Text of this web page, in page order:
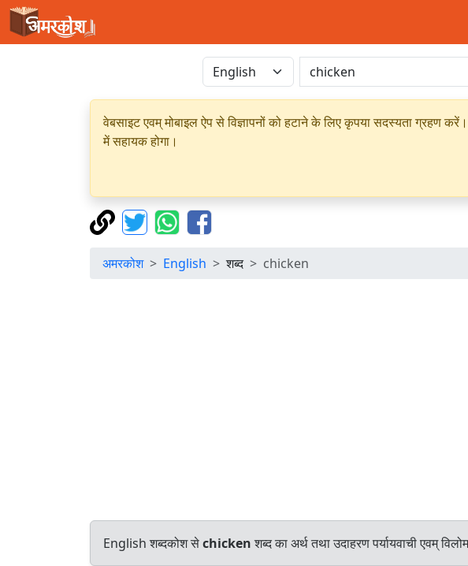
वेबसाइट एवम् मोबाइल ऐप से विज्ञापनों को हटाने के लिए कृपया सदस्यता ग्रहण
में सहायक होगा।
अमरकोश English शब्द chicken
English शब्दकोश सेchickenशब्द का अर्थ तथा उदाहरण पर्यायवाची एवम्